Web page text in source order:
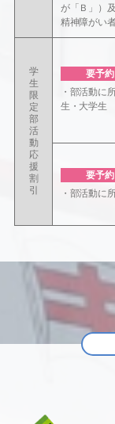
が「Ｂ」）
精神障がい
学
生
限
定
部
活
動
応
援
割
引
要予約
・部活動に
生・大学生
要予約
・部活動に